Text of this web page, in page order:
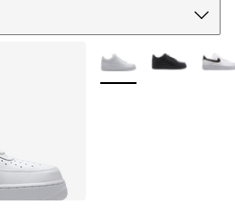
Meer kleuren